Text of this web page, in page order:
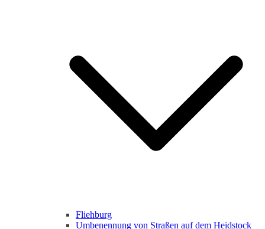
Fliehburg
Umbenennung von Straßen auf dem Heidstock